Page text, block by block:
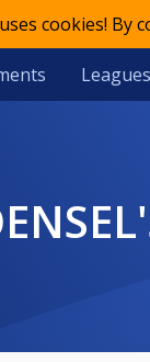
cookies! By
Leagues